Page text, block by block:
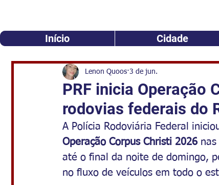
Início Cidade
PRF inicia Operação
rodovias federais do
Lenon Quoos 3 de jun.
A Polícia Rodoviária Federal
Operação Corpus Christi 2026
até o final da noite de domingo,
no fluxo de veículos em todo o